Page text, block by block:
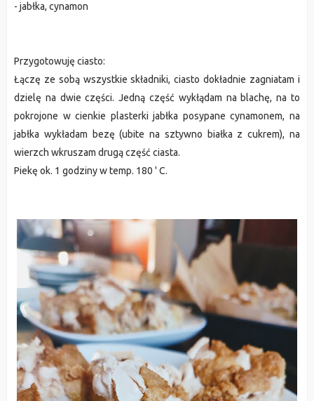
- jabłka, cynamon
Przygotowuję ciasto:
Łączę ze sobą wszystkie składniki, ciasto dokładnie zagniatam i
dzielę na dwie części. Jedną część wykłądam na blachę, na to
pokrojone w cienkie plasterki jabłka posypane cynamonem, na
jabłka wykładam bezę (ubite na sztywno białka z cukrem), na
wierzch wkruszam drugą część ciasta.
Piekę ok. 1 godziny w temp. 180 ' C.